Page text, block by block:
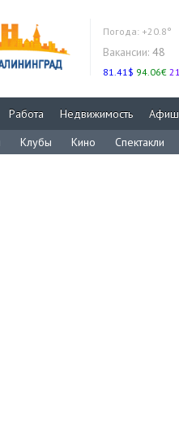
Погода: +20.8°
Вакансии: 48
81.41$ 94.06€
Работа Недвижимость
Клубы Кино Спектакли